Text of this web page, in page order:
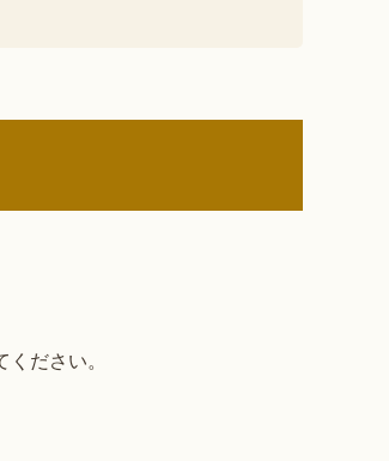
ださい。